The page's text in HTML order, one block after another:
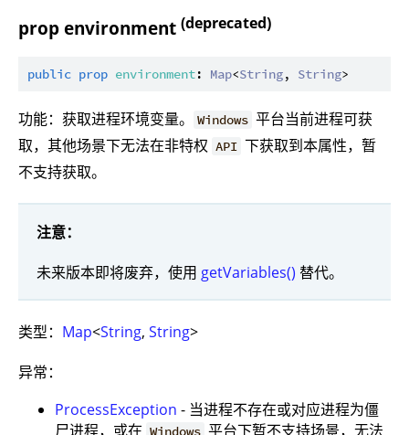
prop environment (deprecated)
public prop environment: Map<String, String
功能：获取进程环境变量。 Windows 平台当前进程可获
取，其他场景下无法在非特权 API 下获取到本属性，暂
不支持获取。
注意：
未来版本即将废弃，使用 getVariables() 替代。
类型： Map<String, String>
异常：
ProcessException - 当进程不存在或对应进程为僵
尸进程，或在 Windows 平台下暂不支持场景，无法